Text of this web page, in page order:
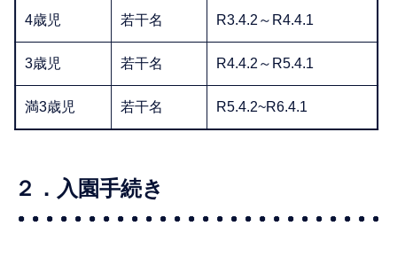
4歳児 若干名 R3.4.2～R4.4.1
3歳児 若干名 R4.4.2～R5.4.1
満3歳児 若干名 R5.4.2~R6.4.1
２．入園手続き